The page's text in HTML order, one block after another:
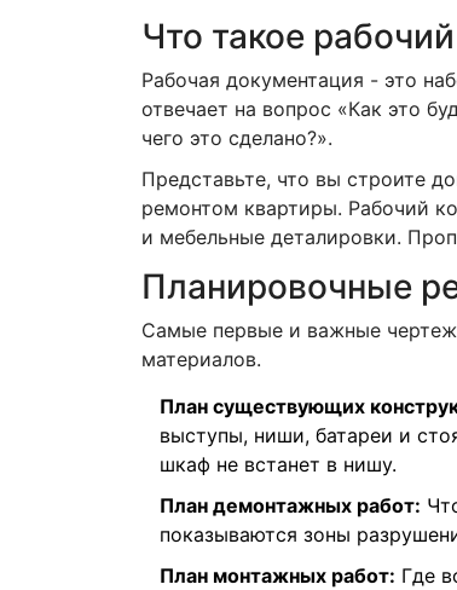
Что такое
Рабочая документация - это
отвечает на вопрос «Как это
чего это сделано?».
Представьте, что вы строите
ремонтом квартиры. Рабочий
и мебельные деталировки.
Планировочные
Самые первые и важные
материалов.
План существующих
выступы, ниши, батареи и
шкаф не встанет в нишу.
План демонтажных работ:
показываются зоны
План монтажных работ: Где